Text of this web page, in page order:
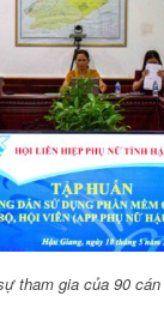
tham gia của 90